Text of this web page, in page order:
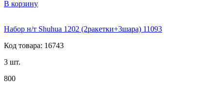
В корзину
Набор н/т Shuhua 1202 (2ракетки+3шара) 11093
Код товара: 16743
3 шт.
800